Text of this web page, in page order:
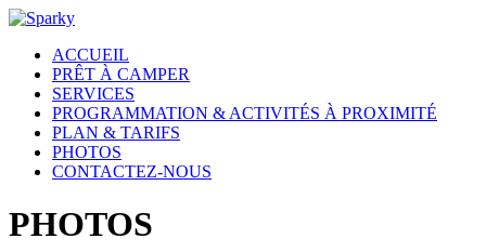
ACCUEIL
PRÊT À CAMPER
SERVICES
PROGRAMMATION & ACTIVITÉS À PROXIMITÉ
PLAN & TARIFS
PHOTOS
CONTACTEZ-NOUS
PHOTOS